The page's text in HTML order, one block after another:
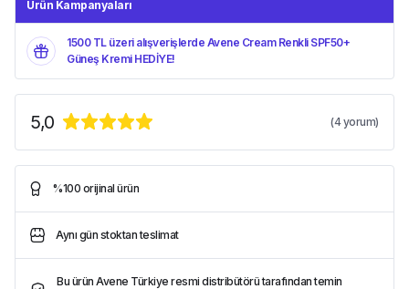
Ürün Kampanyaları
1500 TL üzeri alışverişlerde Avene Cream Renkli SPF50+
Güneş Kremi HEDİYE!
5,0 (4yorum)
%100 orijinal ürün
Aynı gün stoktan teslimat
Bu ürün Avene Türkiye resmi distribütörü tarafından temin